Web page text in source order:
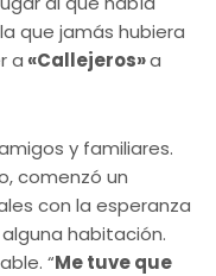
que jamás hubiera
a «Callejeros»a
y familiares.
comenzó un
con la esperanza
habitación.
“Me tuve que